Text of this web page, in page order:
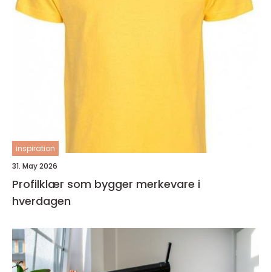
inspiration
31. May 2026
Profilklær som bygger merkevare i
hverdagen